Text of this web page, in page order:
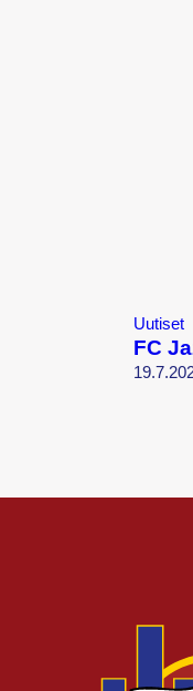
Uutiset
FC